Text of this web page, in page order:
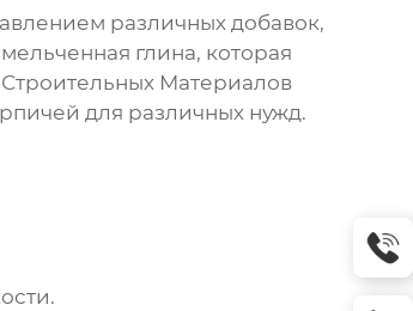
различных добавок,
глина, которая
Материалов
для различных нужд.